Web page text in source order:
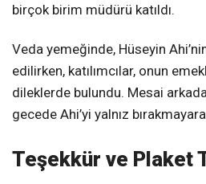
birçok birim müdürü katıldı.
Veda yemeğinde, Hüseyin
edilirken, katılımcılar, onun
dileklerde bulundu. Mesai
gecede Ahi’yi yalnız
Teşekkür ve Plaket